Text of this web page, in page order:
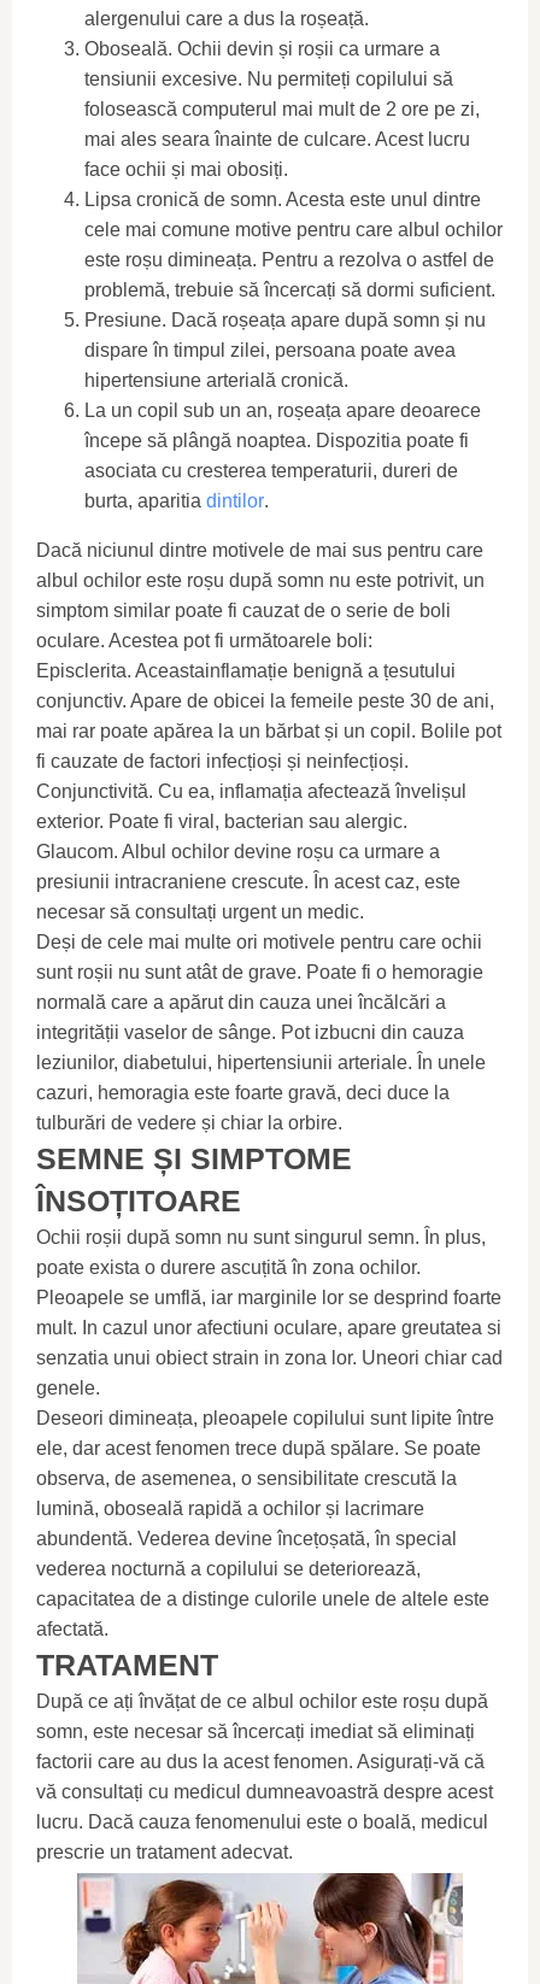
alergenului care a dus la roșeață.
Oboseală. Ochii devin și roșii ca urmare a
tensiunii excesive. Nu permiteți copilului să
folosească computerul mai mult de 2 ore pe zi,
mai ales seara înainte de culcare. Acest lucru
face ochii și mai obosiți.
Lipsa cronică de somn. Acesta este unul dintre
cele mai comune motive pentru care albul ochilor
este roșu dimineața. Pentru a rezolva o astfel de
problemă, trebuie să încercați să dormi suficient.
Presiune. Dacă roșeața apare după somn și nu
dispare în timpul zilei, persoana poate avea
hipertensiune arterială cronică.
La un copil sub un an, roșeața apare deoarece
începe să plângă noaptea. Dispozitia poate fi
asociata cu cresterea temperaturii, dureri de
burta, aparitia dintilor.
Dacă niciunul dintre motivele de mai sus pentru care
albul ochilor este roșu după somn nu este potrivit, un
simptom similar poate fi cauzat de o serie de boli
oculare. Acestea pot fi următoarele boli:
Episclerita. Aceastainflamație benignă a țesutului
conjunctiv. Apare de obicei la femeile peste 30 de ani,
mai rar poate apărea la un bărbat și un copil. Bolile pot
fi cauzate de factori infecțioși și neinfecțioși.
Conjunctivită. Cu ea, inflamația afectează învelișul
exterior. Poate fi viral, bacterian sau alergic.
Glaucom. Albul ochilor devine roșu ca urmare a
presiunii intracraniene crescute. În acest caz, este
necesar să consultați urgent un medic.
Deși de cele mai multe ori motivele pentru care ochii
sunt roșii nu sunt atât de grave. Poate fi o hemoragie
normală care a apărut din cauza unei încălcări a
integrității vaselor de sânge. Pot izbucni din cauza
leziunilor, diabetului, hipertensiunii arteriale. În unele
cazuri, hemoragia este foarte gravă, deci duce la
tulburări de vedere și chiar la orbire.
SEMNE ȘI SIMPTOME
ÎNSOȚITOARE
Ochii roșii după somn nu sunt singurul semn. În plus,
poate exista o durere ascuțită în zona ochilor.
Pleoapele se umflă, iar marginile lor se desprind foarte
mult. In cazul unor afectiuni oculare, apare greutatea si
senzatia unui obiect strain in zona lor. Uneori chiar cad
genele.
Deseori dimineața, pleoapele copilului sunt lipite între
ele, dar acest fenomen trece după spălare. Se poate
observa, de asemenea, o sensibilitate crescută la
lumină, oboseală rapidă a ochilor și lacrimare
abundentă. Vederea devine încețoșată, în special
vederea nocturnă a copilului se deteriorează,
capacitatea de a distinge culorile unele de altele este
afectată.
TRATAMENT
După ce ați învățat de ce albul ochilor este roșu după
somn, este necesar să încercați imediat să eliminați
factorii care au dus la acest fenomen. Asigurați-vă că
vă consultați cu medicul dumneavoastră despre acest
lucru. Dacă cauza fenomenului este o boală, medicul
prescrie un tratament adecvat.